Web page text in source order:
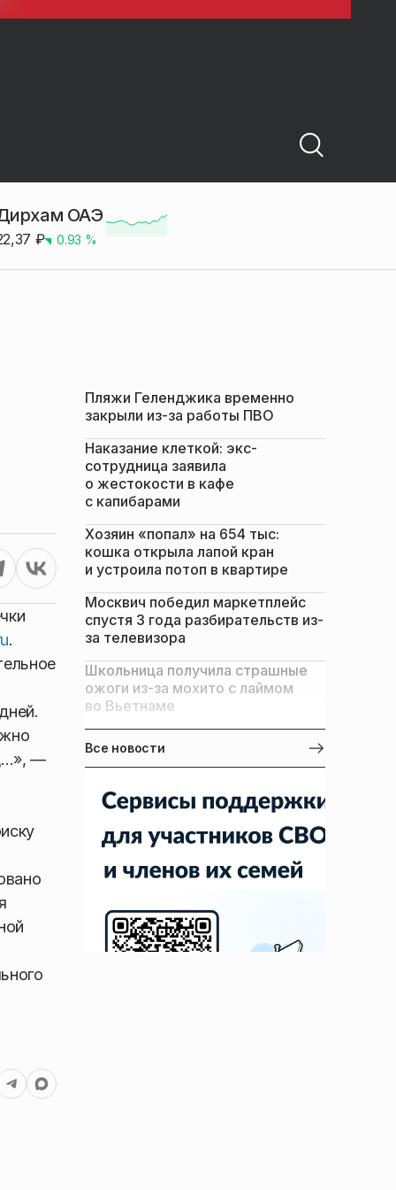
ОАЭ
₽ 0.93 %
.
—
Пляжи Геленджика временно
закрыли из-за работы ПВО
Наказание клеткой: экс-
сотрудница заявила
о жестокости в кафе
с капибарами
Хозяин «попал» на 654 тыс:
кошка открыла лапой кран
и устроила потоп в квартире
Москвич победил маркетплейс
спустя 3 года разбирательств из-
за телевизора
Школьница получила страшные
ожоги из-за мохито с лаймом
во Вьетнаме
Все новости